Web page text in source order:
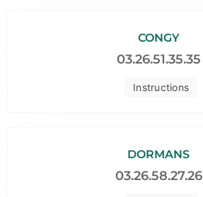
Instructions
CONGY
03.26.51.35.35
DORMANS
03.26.58.27.26